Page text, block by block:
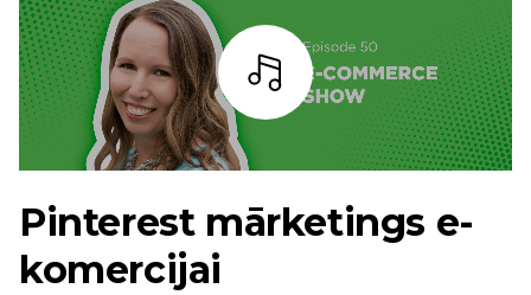
Bārs
Pinterest mārketings e-
komercijai